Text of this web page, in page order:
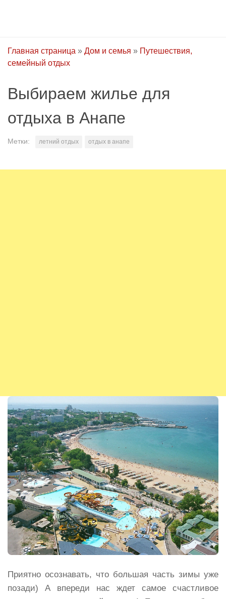
Главная страница » Дом и семья » Путешествия,
семейный отдых
Выбираем жилье для
отдыха в Анапе
Метки: летний отдых отдых в анапе
Приятно осознавать, что большая часть зимы уже
позади) А впереди нас ждет самое счастливое